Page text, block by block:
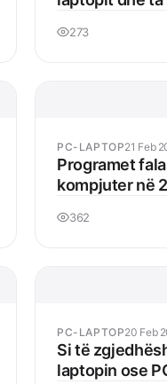
273
PC-LAPTOP21 Feb
Programet
kompjuter në
362
PC-LAPTOP20 Feb
Si të
laptopin ose